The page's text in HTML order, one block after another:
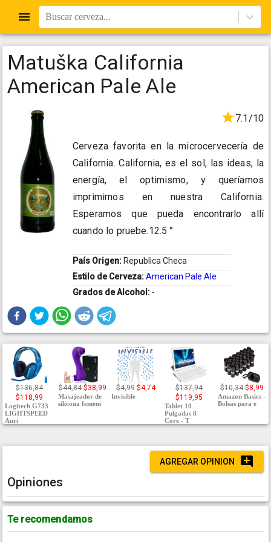
Buscar cerveza...
Matuška California
American Pale Ale
7.1/10
Cerveza favorita en la microcervecería de
California. California, es el sol, las ideas, la
energía, el optimismo, y queríamos
imprimirnos en nuestra California.
Esperamos que pueda encontrarlo allí
cuando lo pruebe.12.5 °
País Origen: Republica Checa
Estilo de Cerveza:American Pale Ale
Grados de Alcohol: -
$136,84
$118,99
Logitech G733
LIGHTSPEED
Auri
$44,84 $38,99
Masajeador de
silicona femeni
$4,99 $4,74
Invisible
$137,94
$119,95
Tablet 10
Pulgadas 8
Core - T
$10,34 $8,99
Amazon Basics -
Bolsas para e
AGREGAR OPINION
Opiniones
Te recomendamos